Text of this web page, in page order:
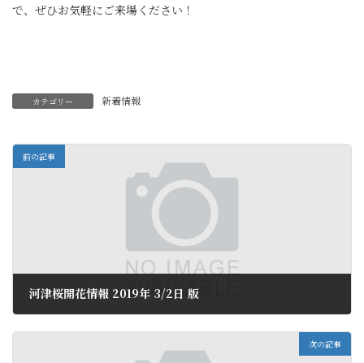
で、ぜひお気軽にご来場ください！
カテゴリー 新着情報
前の記事
河津桜開花情報 2019年 3/2日 版
次の記事